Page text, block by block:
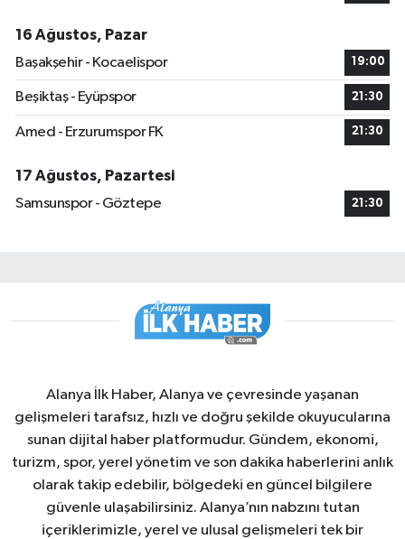
16 Ağustos, Pazar
Başakşehir - Kocaelispor
19:00
Beşiktaş - Eyüpspor 21:30
Amed - Erzurumspor FK 21:30
17 Ağustos, Pazartesi
Samsunspor - Göztepe
21:30
Alanya İlk Haber, Alanya ve çevresinde yaşanan
gelişmeleri tarafsız, hızlı ve doğru şekilde okuyucularına
sunan dijital haber platformudur. Gündem, ekonomi,
turizm, spor, yerel yönetim ve son dakika haberlerini anlık
olarak takip edebilir, bölgedeki en güncel bilgilere
güvenle ulaşabilirsiniz. Alanya’nın nabzını tutan
içeriklerimizle, yerel ve ulusal gelişmeleri tek bir